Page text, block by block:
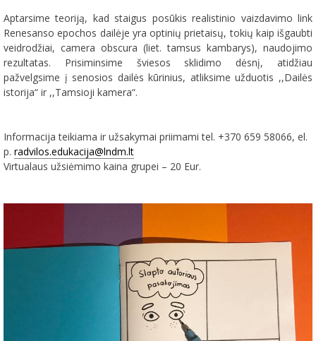
Aptarsime teoriją, kad staigus posūkis realistinio vaizdavimo link
Renesanso epochos dailėje yra optinių prietaisų, tokių kaip išgaubti
veidrodžiai, camera obscura (liet. tamsus kambarys), naudojimo
rezultatas. Prisiminsime šviesos sklidimo dėsnį, atidžiau
pažvelgsime į senosios dailės kūrinius, atliksime užduotis ,,Dailės
istorija“ ir ,,Tamsioji kamera“.
Informacija teikiama ir užsakymai priimami tel. +370 659 58066, el.
p. radvilos.edukacija@lndm.lt
Virtualaus užsiėmimo kaina grupei – 20 Eur.